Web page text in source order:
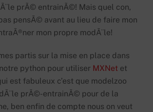
prÃ© entrainÃ©! Mais quel con,
pensÃ© avant au lieu de faire mon
mon propre modÃ¨le!
partis sur la mise en place dans
python pour utiliser MXNet et
est fabuleux c’est que modelzoo
prÃ©-entrainÃ© pour de la
ben enfin de compte nous on veut